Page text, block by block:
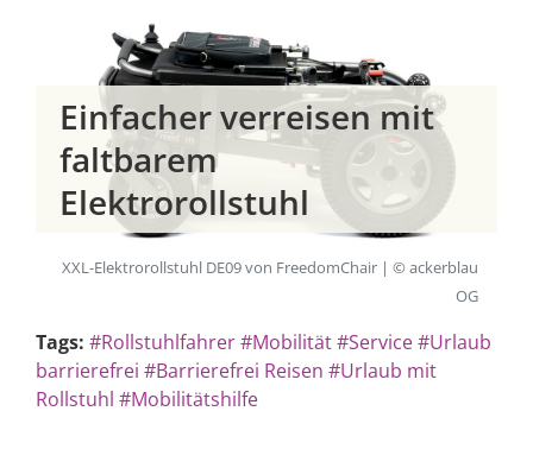
Einfacher verreisen mit
faltbarem
Elektrorollstuhl
XXL-Elektrorollstuhl DE09 von FreedomChair | © ackerblau
OG
Tags: #Rollstuhlfahrer#Mobilität#Service#Urlaub
barrierefrei #Barrierefrei Reisen #Urlaub mit
Rollstuhl #Mobilitätshilfe